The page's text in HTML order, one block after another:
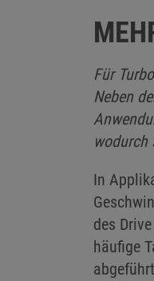
Für
Neben
In
des
häufige